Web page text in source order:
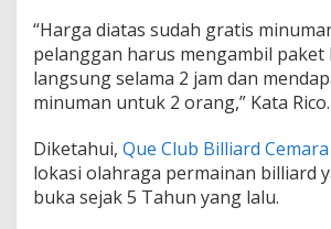
“Harga diatas sudah gratis
pelanggan harus mengambil paket
langsung selama 2 jam dan
minuman untuk 2 orang,” Kata Rico.
Diketahui, Que Club Billiard
lokasi olahraga permainan billiard
buka sejak 5 Tahun yang lalu.